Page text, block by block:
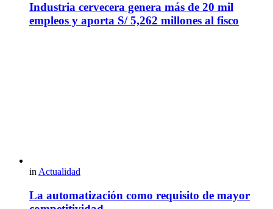
Industria cervecera genera más de 20 mil
empleos y aporta S/ 5,262 millones al fisco
in Actualidad
La automatización como requisito de mayor